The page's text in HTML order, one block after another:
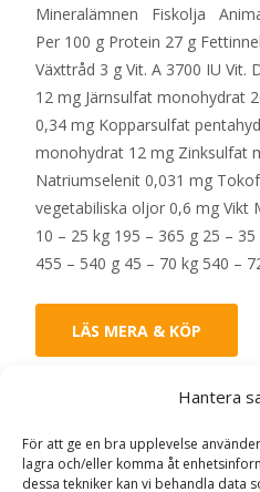
Hantera
För att ge en bra upplevelse
lagra och/eller komma åt
dessa tekniker kan vi behandla data
Mineralämnen Fiskolja
Per 100 g Protein 27 g
Växttråd 3 g Vit. A 3700 IU Vit.
12 mg Järnsulfat monohydrat
0,34 mg Kopparsulfat
monohydrat 12 mg Zinksulfat
Natriumselenit 0,031 mg
vegetabiliska oljor 0,6 mg Vikt
10 – 25 kg 195 – 365 g 25 –
455 – 540 g 45 – 70 kg 540 –
LÄS MERA & KÖP
Kategorier:
Purina Pro plan